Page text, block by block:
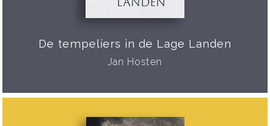
De tempeliers in de Lage Landen
Jan Hosten